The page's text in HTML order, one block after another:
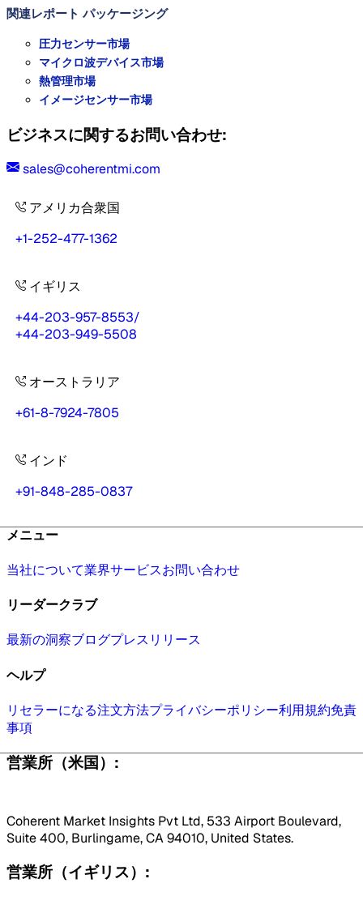
関連レポート パッケージング
圧力センサー市場
マイクロ波デバイス市場
熱管理市場
イメージセンサー市場
ビジネスに関するお問い合わせ:
sales@coherentmi.com
アメリカ合衆国
+1-252-477-1362
イギリス
+44-203-957-8553/
+44-203-949-5508
オーストラリア
+61-8-7924-7805
インド
+91-848-285-0837
メニュー
当社について業界サービスお問い合わせ
リーダークラブ
最新の洞察ブログプレスリリース
ヘルプ
リセラーになる注文方法プライバシーポリシー利用規約免責
事項
営業所（米国）:
Coherent Market Insights Pvt Ltd, 533 Airport Boulevard,
Suite 400, Burlingame, CA 94010, United States.
営業所（イギリス）: